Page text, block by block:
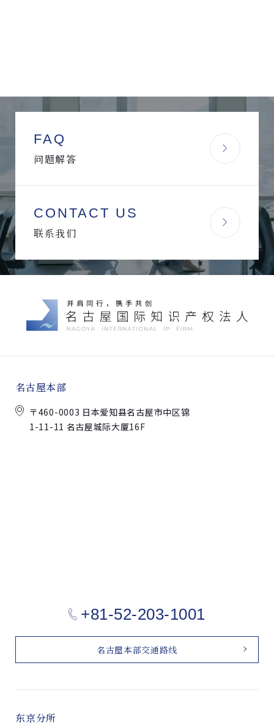
FAQ
问题解答
CONTACT US
联系我们
名古屋本部
〒460-0003 日本爱知县名古屋市中区锦
1-11-11 名古屋城际大厦16F
+81-52-203-1001
名古屋本部交通路线
东京分所